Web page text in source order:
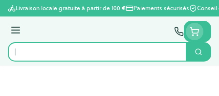
Aller au contenu
Livraison locale gratuite à partir de 100 € Paiements sécurisés
Menu
Rechercher